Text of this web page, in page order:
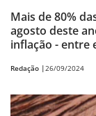
Mais de 80%
agosto deste
inflação - entre
Redação |26/09/2024